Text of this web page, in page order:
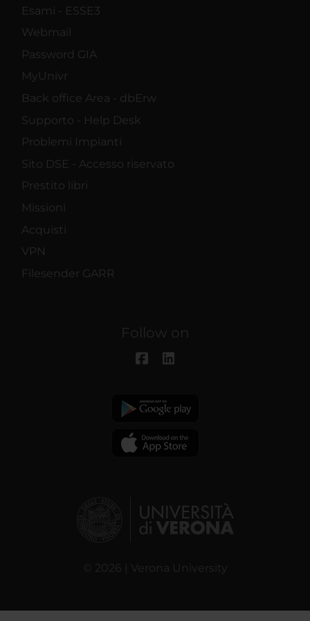
Esami - ESSE3
Webmail
Password GIA
MyUnivr
Back office Area - dbErw
Supporto - Help Desk
Problemi Impianti
Sito DSE - Accesso riservato
Prestito libri
Missioni
Acquisti
VPN
Filesender GARR
Follow on
© 2026 | Verona University